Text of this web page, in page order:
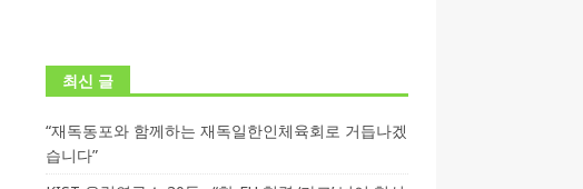
최신 글
“재독동포와 함께하는 재독일한인체육회로 거듭나겠
습니다”